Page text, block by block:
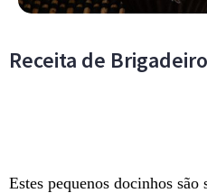
Receita de
Estes pequenos docinhos